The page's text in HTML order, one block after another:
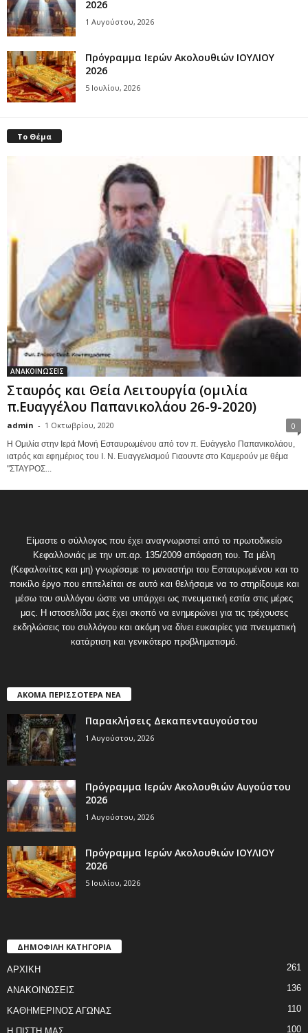
2026
1 Αυγούστου, 2026
Πρόγραμμα Ιερών Ακολουθιών ΙΟΥΛΙΟΥ
2026
5 Ιουλίου, 2026
Το Θέμα
ΑΝΑΚΟΙΝΩΣΕΙΣ
Σταυρός και Θεία Λειτουργία (ομιλία
π.Ευαγγέλου Παπανικολάου 26-9-2020)
admin - 1 Οκτωβρίου, 2020 0
Η Ομιλία στην Ιερά Μονή Εσταυρωμένου από τον π. Ευάγγελο Παπανικολάου,
ιατρός και εφημέριος του Ι. Ν. Ευαγγελισμού Γιαουντε στο Καμερούν με θέμα
"ΣΤΑΥΡΟΣ...
Είμαστε ο σύλλογος που έχει αναγνωριστεί από το πρωτοδικείο
Κεφαλλονιάς με την υπ.αρ. 135/2009 απόφαση του. Τα μέλη
(Κεφαλονίτες και μη) γνωρίσαμε το μοναστήρι του Εσταυρωμένου και το
ποικίλο έργο που επιτελείται σε αυτό και θελήσαμε να το στηρίξουμε και
μέσω του συλλόγου ώστε να υπάρχει ως πνευματική εστία στις μέρες
μας. Η ιστοσελίδα μας έχει σκοπό να ενημερώνει για τις τρέχουσες
εκδηλώσεις του συλλόγου και ακόμη να δίνει ευκαιρίες για πνευματική
κατάρτιση και γενικότερο προβληματισμό.
ΑΚΟΜΑ ΠΕΡΙΣΣΟΤΕΡΑ ΝΕΑ
Παρακλήσεις Δεκαπενταυγούστου
1 Αυγούστου, 2026
Πρόγραμμα Ιερών Ακολουθιών Αυγούστου
2026
1 Αυγούστου, 2026
Πρόγραμμα Ιερών Ακολουθιών ΙΟΥΛΙΟΥ
2026
5 Ιουλίου, 2026
ΔΗΜΟΦΙΛΗ ΚΑΤΗΓΟΡΙΑ
ΑΡΧΙΚΗ 261
ΑΝΑΚΟΙΝΩΣΕΙΣ 136
ΚΑΘΗΜΕΡΙΝΟΣ ΑΓΩΝΑΣ 110
100